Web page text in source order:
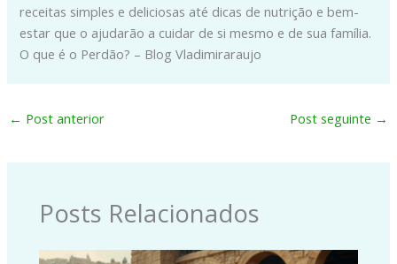
receitas simples e deliciosas até dicas de nutrição e bem-
estar que o ajudarão a cuidar de si mesmo e de sua família.
O que é o Perdão? – Blog Vladimiraraujo
← Post anterior Post seguinte →
Posts Relacionados